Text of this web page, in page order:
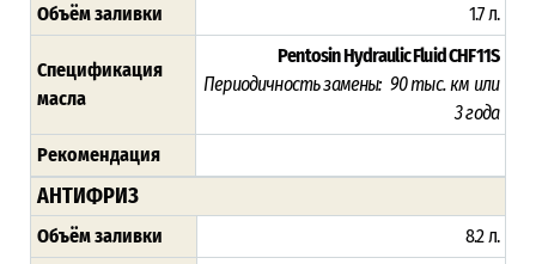
Объём заливки 1.7 л.
Спецификация
масла
Pentosin Hydraulic Fluid CHF11S
Периодичность замены: 90 тыс. км или
3 года
Рекомендация
АНТИФРИЗ
Объём заливки 8.2 л.